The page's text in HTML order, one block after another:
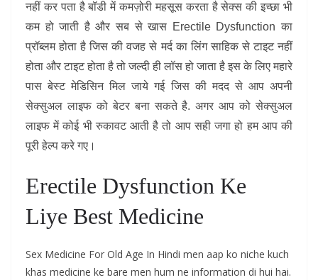
नहीं कर पता है बॉडी में कमज़ोरी महसूस करता है सेक्स की इच्छा भी
कम हो जाती है और सब से खास Erectile Dysfunction का
प्रॉब्लम होता है जिस की वजह से मर्द का लिंग साहिक से टाइट नहीं
होता और टाइट होता है तो जल्दी ही लॉस हो जाता है इस के लिए महारे
पास बेस्ट मेडिसिन मिल जाये गई जिस की मदद से आप अपनी
सेक्सुअल लाइफ को बेटर बना सकते है. अगर आप को सेक्सुअल
लाइफ में कोई भी रुकावट आती है तो आप सही जगा हो हम आप की
पूरी हेल्प करे गए।
Erectile Dysfunction Ke
Liye Best Medicine
Sex Medicine For Old Age In Hindi men aap ko niche kuch
khas medicine ke bare men hum ne information di hui hai.